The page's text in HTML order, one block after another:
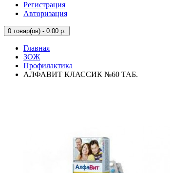
Регистрация
Авторизация
0 товар(ов) - 0.00 р.
Главная
ЗОЖ
Профилактика
АЛФАВИТ КЛАССИК №60 ТАБ.